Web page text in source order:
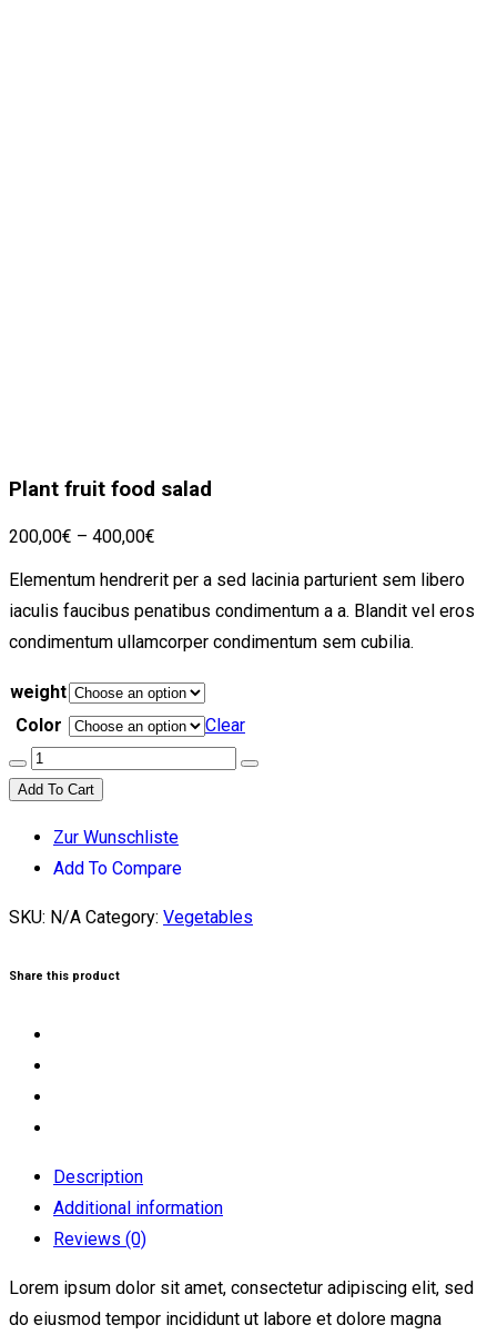
Plant fruit food salad
200,00€ – 400,00€
Elementum hendrerit per a sed lacinia parturient sem libero
iaculis faucibus penatibus condimentum a a. Blandit vel eros
condimentum ullamcorper condimentum sem cubilia.
weight
Color
Clear
Plant
fruit
salad
quantity
Add To Cart
Zur Wunschliste
Add To Compare
SKU: N/A Category: Vegetables
Share this product
Description
Additional information
Reviews (0)
Lorem ipsum dolor sit amet, consectetur adipiscing elit, sed
do eiusmod tempor incididunt ut labore et dolore magna